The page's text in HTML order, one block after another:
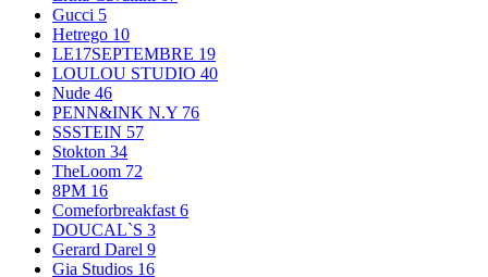
Gucci 5
Hetrego 10
LE17SEPTEMBRE 19
LOULOU STUDIO 40
Nude 46
PENN&INK N.Y 76
SSSTEIN 57
Stokton 34
TheLoom 72
8PM 16
Comeforbreakfast 6
DOUCAL`S 3
Gerard Darel 9
Gia Studios 16